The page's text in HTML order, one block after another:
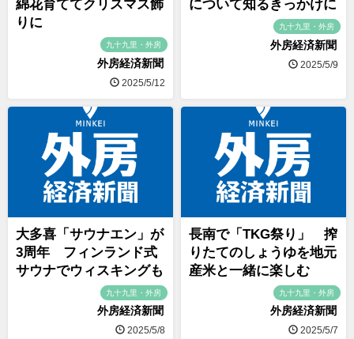
綿花育ててクリスマス飾
りに
九十九里・外房
外房経済新聞
2025/5/12
について知るきっかけに
九十九里・外房
外房経済新聞
2025/5/9
大多喜「サウナエン」が
3周年 フィンランド式
サウナでウィスキングも
九十九里・外房
外房経済新聞
2025/5/8
長南で「TKG祭り」 搾
りたてのしょうゆを地元
産米と一緒に楽しむ
九十九里・外房
外房経済新聞
2025/5/7